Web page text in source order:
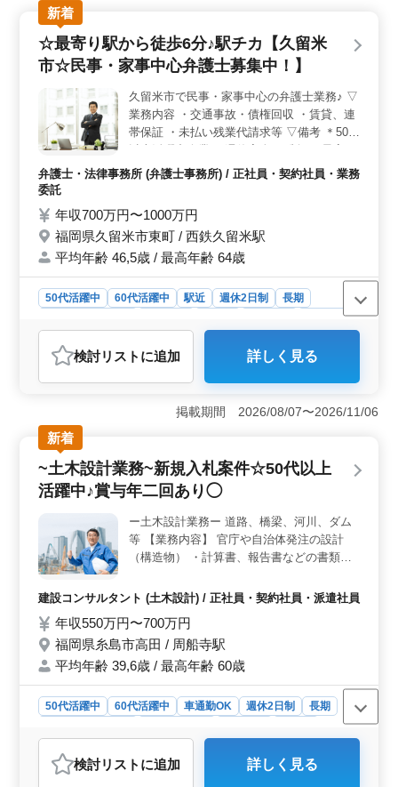
されており、生活面でのサポートも万全です。 ＜ベ
テランの経験を活かせる職場＞ 1級建築士または1級建
築施工管理技士の資格保有者を優遇しており、50代以上
のベテランの方が活躍しています。建築施工管理業務の
経験が6年以上ある方にとって、自身のスキルと経験を最
大限に活かせる環境です。 ＜多様な業務内容と広範
なエリア＞ 主に集合住宅や共同住宅（RC造）を中心に
手がけるため、多様な建築プロジェクトに関わることが
できます。また、福岡県内だけでなく、熊本県や沖縄県
積むことができます。
新着
☆最寄り駅から徒歩6分♪駅チカ【久留米
市☆民事・家事中心弁護士募集中！】
久留米市で民事・家事中心の弁護士業務♪ ▽
業務内容 ・交通事故・債権回収 ・賃貸、連
帯保証 ・未払い残業代請求等 ▽備考 ＊50歳
駅から徒歩5分♪ ◎久留米市で弁護士募集
弁護士・法律事務所 (弁護士事務所) / 正社員・契約社員・業務
委託
年収700万円〜1000万円
福岡県久留米市東町 / 西鉄久留米駅
平均年齢 46,5歳 / 最高年齢 64歳
50代活躍中 60代活躍中 駅近 週休2日制
長期
業務委託
おすすめポイント
＜駅チカの好立地＞ 西鉄久留米駅から徒歩6分という好
立地に事務所があります。通勤がしやすく、快適な環境
で働ける点が魅力です。地域密着型の事務所で、近隣の
住民とも親和性が高く、お仕事にもやりがいを感じられ
ます。 ＜シニア世代の活躍＞ 50代以上の経験豊富
な方が活躍している企業です。シニアのキャリアを活か
し、安定感のある雰囲気で働けます。経験を生かして更
事・家事中心の充実業務＞ 案件は民事・家事中心で、
弁護士業務の幅広い経験が積めます。具体的には交通事
故や債権回収、賃貸問題など多岐にわたり、やりがいが
あります。アットホームな雰囲気で、働きやすさも抜群
です。
検討リスト に追加 詳しく見る
掲載期間 2026/08/07〜2026/11/06
新着
~土木設計業務~新規入札案件☆50代以上
活躍中♪賞与年二回あり◯
ー土木設計業務ー 道路、橋梁、河川、ダム
等 【業務内容】 官庁や自治体発注の設計
（構造物） ・計算書、報告書などの書類作
備考＊ 交通費支給 資格手当支給 単身赴任宿
管理技士資格必須になります ＊50代以上で
発注支援業務経験10年以上条件面優遇いた
します ＊50代以上で土木施工管理業務経験
の方ご応募お待ちしております！ 《条件面
優遇資格》 ・技術士(種類不問) ・RCCM(種
建設コンサルタント (土木設計) / 正社員・契約社員・派遣社員
年収550万円〜700万円
福岡県糸島市高田 / 周船寺駅
平均年齢 39,6歳 / 最高年齢 60歳
50代活躍中 60代活躍中 車通勤OK 週休2日制
長期
建設コンサルタント
おすすめポイント
検討リスト に追加 詳しく見る